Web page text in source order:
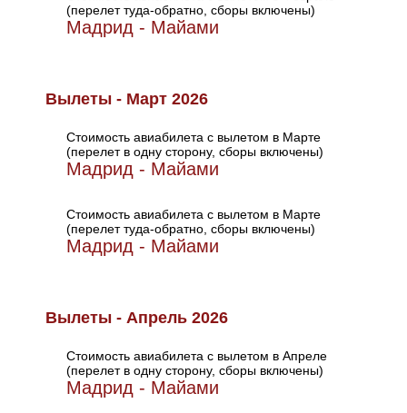
(перелет туда-обратно, сборы включены)
Мадрид - Майами
Вылеты - Март 2026
Стоимость авиабилета с вылетом в Марте
(перелет в одну сторону, сборы включены)
Мадрид - Майами
Стоимость авиабилета с вылетом в Марте
(перелет туда-обратно, сборы включены)
Мадрид - Майами
Вылеты - Апрель 2026
Стоимость авиабилета с вылетом в Апреле
(перелет в одну сторону, сборы включены)
Мадрид - Майами